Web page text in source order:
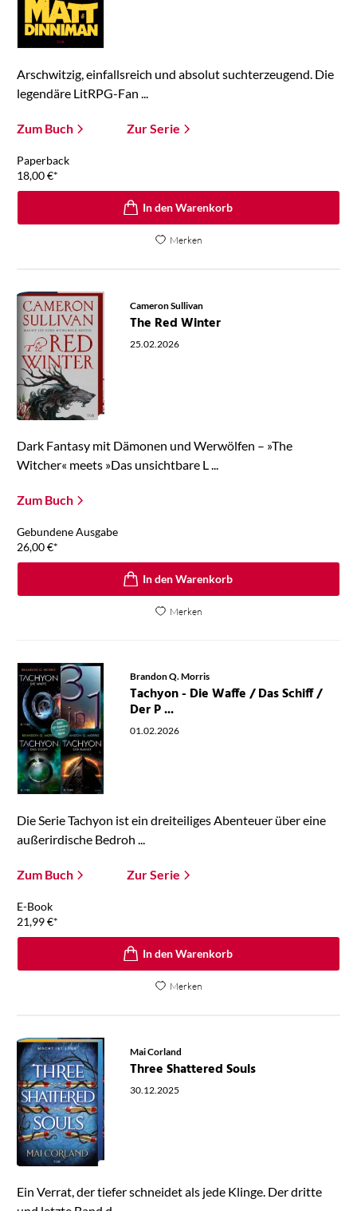
Arschwitzig, einfallsreich und absolut suchterzeugend. Die
legendäre LitRPG-Fan ...
Zum Buch Zur Serie
Paperback
18,00€*
In den Warenkorb
Merken
Cameron Sullivan
The Red Winter
25.02.2026
Dark Fantasy mit Dämonen und Werwölfen – »The
Witcher« meets »Das unsichtbare L ...
Zum Buch
Gebundene Ausgabe
26,00€*
In den Warenkorb
Merken
Brandon Q. Morris
Tachyon - Die Waffe / Das Schiff /
Der P ...
01.02.2026
Die Serie Tachyon ist ein dreiteiliges Abenteuer über eine
außerirdische Bedroh ...
Zum Buch Zur Serie
E-Book
21,99€*
In den Warenkorb
Merken
Mai Corland
Three Shattered Souls
30.12.2025
Ein Verrat, der tiefer schneidet als jede Klinge. Der dritte